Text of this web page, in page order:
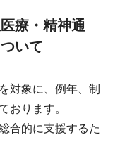
療・精神通
いて
対象に、例年、制
おります。
合的に支援するた